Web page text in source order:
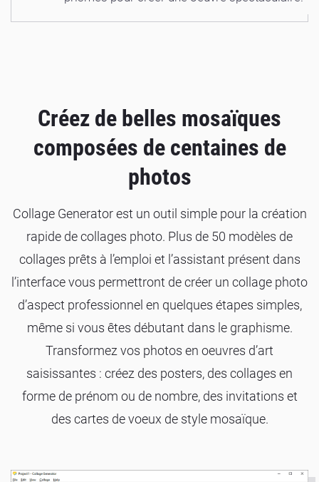
Créez de belles mosaïques
composées de centaines de
photos
Collage Generator est un outil simple pour la création
rapide de collages photo. Plus de 50 modèles de
collages prêts à l’emploi et l’assistant présent dans
l’interface vous permettront de créer un collage photo
d’aspect professionnel en quelques étapes simples,
même si vous êtes débutant dans le graphisme.
Transformez vos photos en oeuvres d’art
saisissantes : créez des posters, des collages en
forme de prénom ou de nombre, des invitations et
des cartes de voeux de style mosaïque.